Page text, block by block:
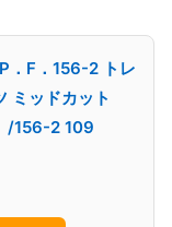
．F．156-2 トレ
ミッドカット
/156-2 109